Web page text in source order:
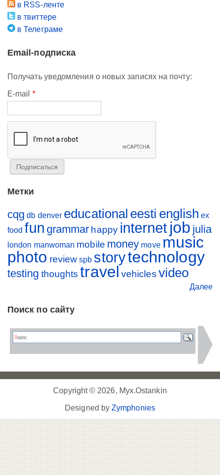
в RSS-ленте
в твиттере
в Телеграме
Email-подписка
Получать уведомления о новых записях на почту:
E-mail *
Метки
cqg db denver educational eesti english ex
food fun grammar happy internet job julia
london manwoman mobile money move music
photo review spb storytechnology
testing thoughts travel vehicles video
Далее
Поиск по сайту
Copyright © 2026, Myx.Ostankin
Designed byZymphonies